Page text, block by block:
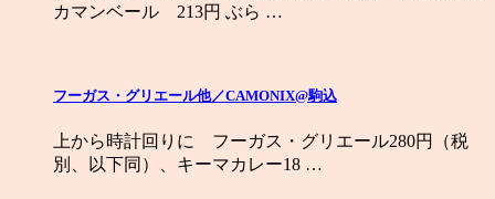
カマンベール 213円 ぶら …
フーガス・グリエール他／CAMONIX@駒込
上から時計回りに フーガス・グリエール280円（税
別、以下同）、キーマカレー18 …